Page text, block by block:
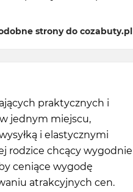
strony do cozabuty.pl
praktycznych i
jednym miejscu,
i elastycznymi
rodzice chcący wygodnie
ceniące wygodę
atrakcyjnych cen.